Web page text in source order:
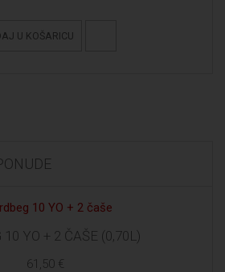
U KOŠARICU
10 YO + 2 ČAŠE (0,70L)
61,50 €